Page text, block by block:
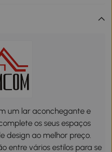
um lar aconchegante e
os seus espaços
design ao melhor preço.
entre vários estilos para se